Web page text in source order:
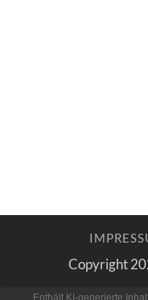
Copyright